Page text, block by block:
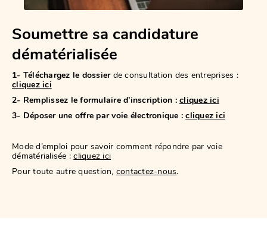
Soumettre sa candidature
dématérialisée
1- Téléchargez le dossier de consultation des entreprises :
cliquez ici
2- Remplissez le formulaire d’inscription : cliquez ici
3- Déposer une offre par voie électronique :cliquez ici
Mode d’emploi pour savoir comment répondre par voie
dématérialisée :cliquez ici
Pour toute autre question, contactez-nous.